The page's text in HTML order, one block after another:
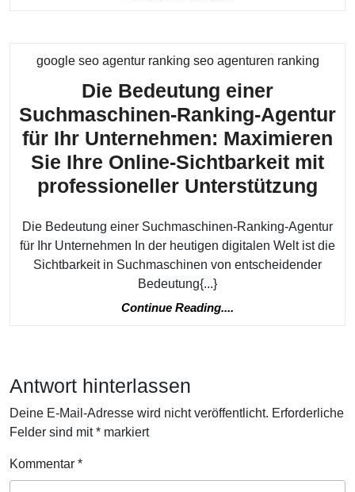
google seo agentur ranking seo agenturen ranking
Die Bedeutung einer
Suchmaschinen-Ranking-Agentur
für Ihr Unternehmen: Maximieren
Sie Ihre Online-Sichtbarkeit mit
professioneller Unterstützung
Sie
Die Bedeutung einer Suchmaschinen-Ranking-Agentur
für Ihr Unternehmen In der heutigen digitalen Welt ist die
Sichtbarkeit in Suchmaschinen von entscheidender
Bedeutung{...}
Continue Reading....
Antwort hinterlassen
Deine E-Mail-Adresse wird nicht veröffentlicht. Erforderliche
Felder sind mit* markiert
Kommentar *